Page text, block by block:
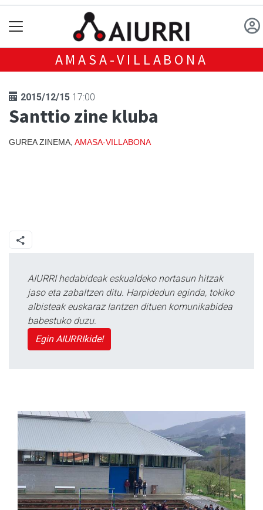
AMASA-VILLABONA
2015/12/15 17:00
Santtio zine kluba
GUREA ZINEMA, AMASA-VILLABONA
AIURRI hedabideak eskualdeko nortasun hitzak
jaso eta zabaltzen ditu. Harpidedun eginda, tokiko
albisteak euskaraz lantzen dituen komunikabidea
babestuko duzu.
Egin AIURRIkide!